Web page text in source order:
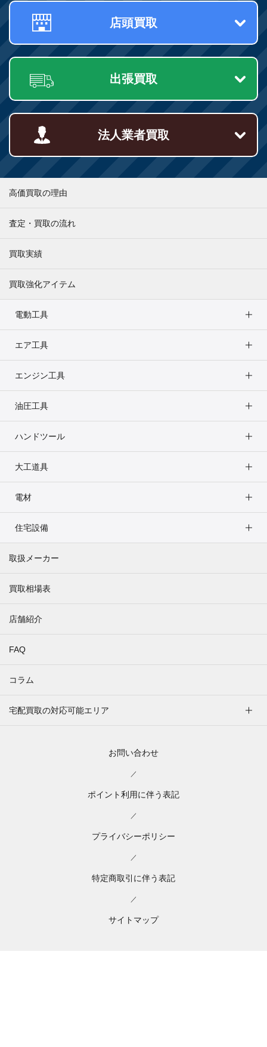
店頭買取
出張買取
法人業者買取
高価買取の理由
査定・買取の流れ
買取実績
買取強化アイテム
電動工具
エア工具
エンジン工具
油圧工具
ハンドツール
大工道具
電材
住宅設備
取扱メーカー
買取相場表
店舗紹介
FAQ
コラム
宅配買取の対応可能エリア
お問い合わせ
／
ポイント利用に伴う表記
／
プライバシーポリシー
／
特定商取引に伴う表記
／
サイトマップ